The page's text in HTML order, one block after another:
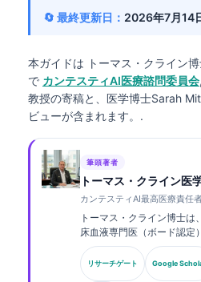
🔄 最終更新日： 2026年7月14
本ガイドは トーマス・クライン博
で カンテスティAI医療諮問委員会
教授の寄稿と、医学博士Sarah
ビューが含まれます。.
筆頭著者
トーマス・クライン医
カンテスティAI最高医療責任
トーマス・クライン博士
床血液専門医（ボード認定
査医学およびAI支援による
験を有しています。
者（CMO）として、同社
リサーチゲート Google